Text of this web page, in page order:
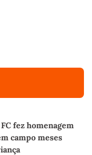
fez homenagem
campo meses